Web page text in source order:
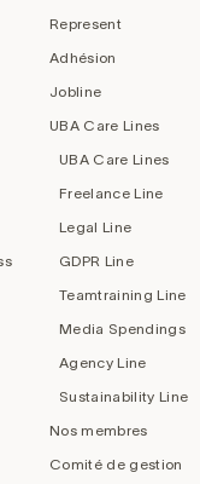
Represent
Adhésion
Jobline
UBA Care Lines
UBA Care Lines
Freelance Line
Legal Line
GDPR Line
Teamtraining Line
Media Spendings
Agency Line
Sustainability Line
Nos membres
Comité de gestion